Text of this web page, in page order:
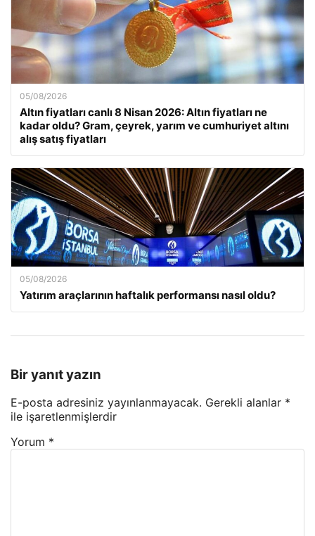
05/08/2026
Altın fiyatları canlı 8 Nisan 2026: Altın fiyatları ne
kadar oldu? Gram, çeyrek, yarım ve cumhuriyet altını
alış satış fiyatları
05/08/2026
Yatırım araçlarının haftalık performansı nasıl oldu?
Bir yanıt yazın
E-posta adresiniz yayınlanmayacak. Gerekli alanlar *
ile işaretlenmişlerdir
Yorum *